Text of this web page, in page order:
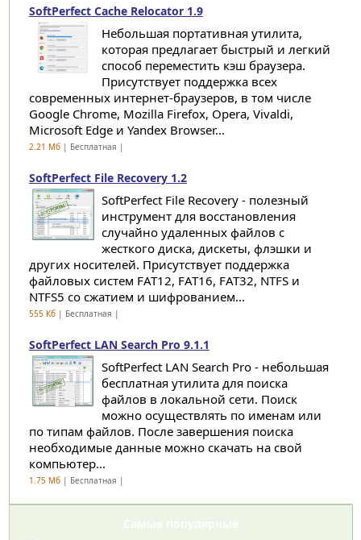
SoftPerfect Cache Relocator 1.9
Небольшая портативная утилита,
которая предлагает быстрый и легкий
способ переместить кэш браузера.
Присутствует поддержка всех
современных интернет-браузеров, в том числе
Google Chrome, Mozilla Firefox, Opera, Vivaldi,
Microsoft Edge и Yandex Browser...
2.21 Мб| Бесплатная |
SoftPerfect File Recovery 1.2
SoftPerfect File Recovery - полезный
инструмент для восстановления
случайно удаленных файлов с
жесткого диска, дискеты, флэшки и
других носителей. Присутствует поддержка
файловых систем FAT12, FAT16, FAT32, NTFS и
NTFS5 со сжатием и шифрованием...
555 Кб| Бесплатная |
SoftPerfect LAN Search Pro 9.1.1
SoftPerfect LAN Search Pro - небольшая
бесплатная утилита для поиска
файлов в локальной сети. Поиск
можно осуществлять по именам или
по типам файлов. После завершения поиска
необходимые данные можно скачать на свой
компьютер...
1.75 Мб| Бесплатная |
Самые популярные